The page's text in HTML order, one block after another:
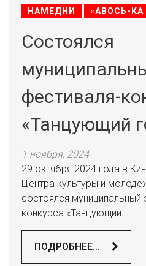
НАМЕДНИ «АВОСЬ-
Состоялся
фестиваля-
«Танцующий
1 ноября, 2024
29 октября 2024 года в
Центра культуры и
состоялся муниципальный
конкурса «Танцующий...
ПОДРОБНЕЕ...